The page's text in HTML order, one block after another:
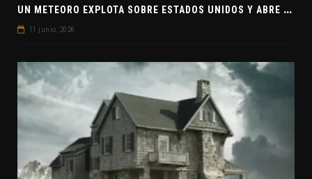
U
N METEORO EXPLOTA SOBRE ESTADOS UNIDOS Y ABRE LA PISTA DE POLAR-IM, UN POSIBLE VISITANTE INTERESTELAR
11 junio, 2026